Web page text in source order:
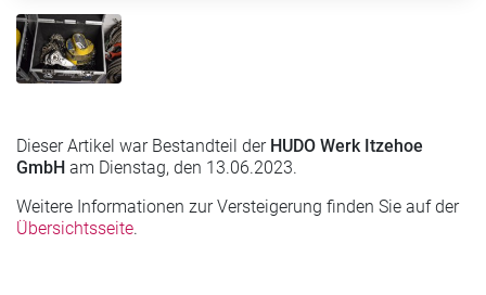
Dieser Artikel war Bestandteil der HUDO Werk Itzehoe
GmbH am Dienstag, den 13.06.2023.
Weitere Informationen zur Versteigerung finden Sie auf der
Übersichtsseite.